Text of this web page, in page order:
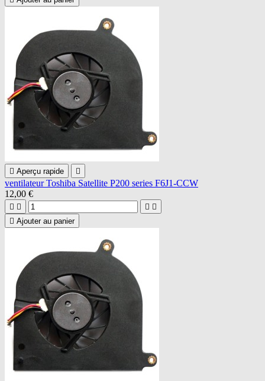
 Aperçu rapide 
ventilateur Toshiba Satellite P200 series F6J1-CCW
12,00 €
   
 Ajouter au panier